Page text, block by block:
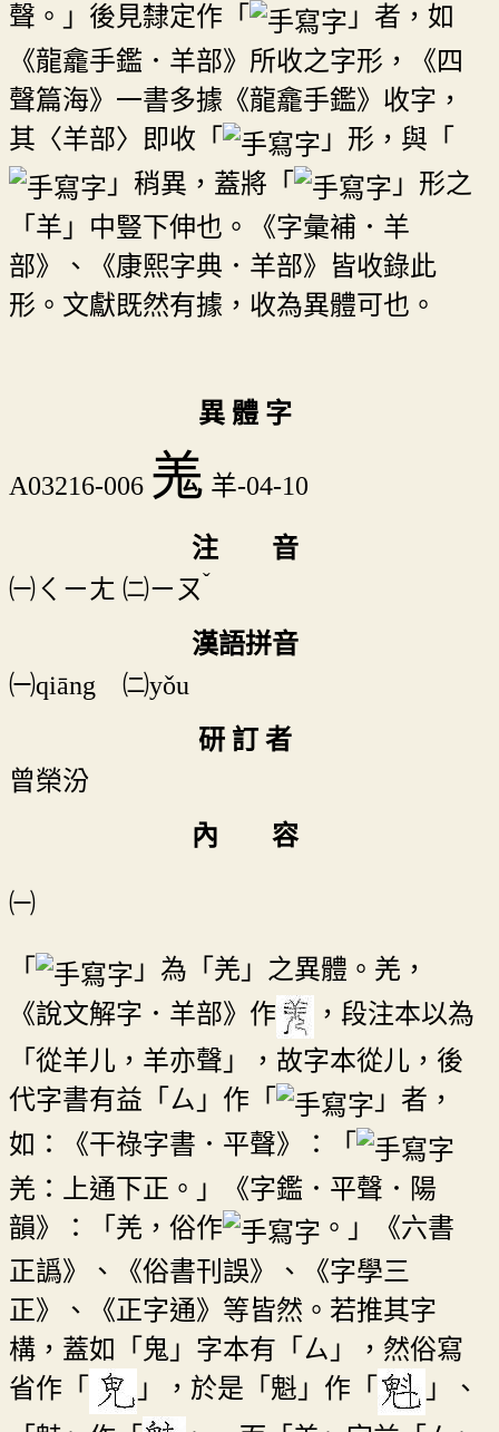
聲。」後見隸定作「
」者，如
《龍龕手鑑．羊部》所收之字形，《四
聲篇海》一書多據《龍龕手鑑》收字，
其〈羊部〉即收「
」形，與「
」稍異，蓋將「
」形之
「羊」中豎下伸也。《字彙補．羊
部》、《康熙字典．羊部》皆收錄此
形。文獻既然有據，收為異體可也。
異 體 字
A03216-006 羗 羊-04-10
注 音
㈠ㄑㄧㄤ ㈡ㄧㄡˇ
漢語拼音
㈠qiāng ㈡yǒu
研 訂 者
曾榮汾
內 容
㈠
「
」為「羌」之異體。羌，
《說文解字．羊部》作
，段注本以為
「從羊儿，羊亦聲」，故字本從儿，後
代字書有益「ㄙ」作「
」者，
如：《干祿字書．平聲》：「
羌：上通下正。」《字鑑．平聲．陽
韻》：「羌，俗作
。」《六書
正譌》、《俗書刊誤》、《字學三
正》、《正字通》等皆然。若推其字
構，蓋如「鬼」字本有「ㄙ」，然俗寫
省作「
」，於是「魁」作「
」、